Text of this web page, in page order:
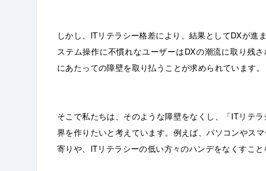
しかし、ITリテラシー格差により、結果としてDXが進
ステム操作に不慣れなユーザーはDXの潮流に取り残
にあたっての障壁を取り払うことが求められています。
そこで私たちは、そのような障壁をなくし、「ITリテ
界を作りたいと考えています。例えば、パソコンやス
寄りや、ITリテラシーの低い方々のハンデをなくすこと